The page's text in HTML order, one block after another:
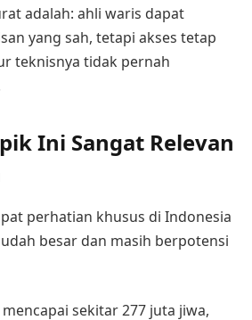
adalah: ahli waris dapat
yang sah, tetapi akses tetap
teknisnya tidak pernah
Ini Sangat Relevan
perhatian khusus di Indonesia
besar dan masih berpotensi
sekitar 277 juta jiwa,